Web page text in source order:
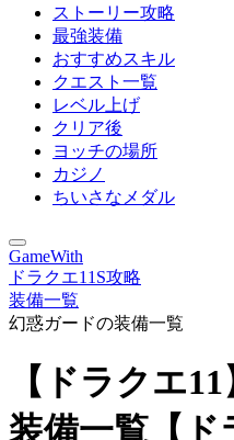
ストーリー攻略
最強装備
おすすめスキル
クエスト一覧
レベル上げ
クリア後
ヨッチの場所
カジノ
ちいさなメダル
GameWith
ドラクエ11S攻略
装備一覧
幻惑ガードの装備一覧
【ドラクエ
装備一覧【ド